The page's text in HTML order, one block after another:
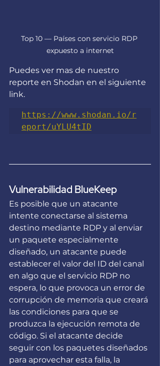
Top 10 — Países con servicio RDP
expuesto a internet
Puedes ver mas de nuestro
reporte en Shodan en el siguiente
link.
https://www.shodan.io/r
eport/uYLU4tID
Vulnerabilidad BlueKeep
Es posible que un atacante
intente conectarse al sistema
destino mediante RDP y al enviar
un paquete especialmente
diseñado, un atacante puede
establecer el valor del ID del canal
en algo que el servicio RDP no
espera, lo que provoca un error de
corrupción de memoria que creará
las condiciones para que se
produzca la ejecución remota de
código. Si el atacante decide
seguir con los paquetes diseñados
para aprovechar esta falla, la